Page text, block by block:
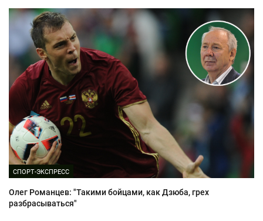
СПОРТ-ЭКСПРЕСС
Олег Романцев: "Такими бойцами, как Дзюба, грех
разбрасываться"